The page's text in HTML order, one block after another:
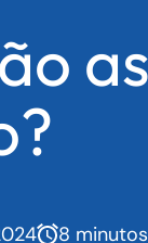
8 minutos